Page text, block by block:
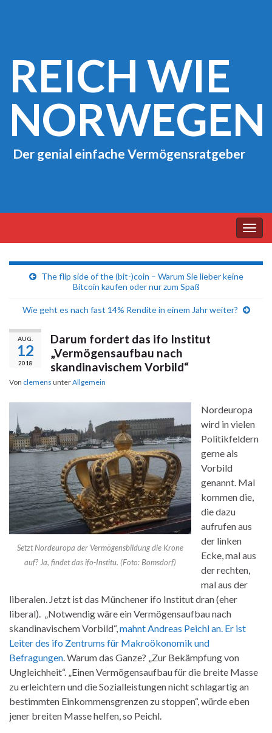
REICH WIE
NORWEGEN
Der genial einfache Vermögensratgeber
The flip side of the (bit-)coin – Warum Sie lieber keine
Bitcoin kaufen oder nur zum Spaß
Wie geht es nach fast 14% Rendite in einem Jahr weiter?
AUG.
12
2018
Darum fordert das ifo Institut
„Vermögensaufbau nach
skandinavischem Vorbild“
Von clemens unterAllgemein
Setzt Nordeuropa der Vermögensbildung die Krone
auf? Ja, findet das ifo-Institu. (Foto: Bomsdorf)
Nordeuropa
wird in vielen
Politikfeldern
gerne als
Vorbild
genannt. Mal
kommen die,
die dazu
aufrufen aus
der linken
Ecke, mal aus
der rechten,
mal aus der
liberalen. Jetzt ist das Münchener ifo Institut dran (eher
liberal). „Notwendig wäre ein Vermögensaufbau nach
skandinavischem Vorbild“,mahnt Andreas Peichl an. Er ist
Leiter des ifo Zentrums für Makroökonomik und
Befragungen. Warum das Ganze? „Zur Bekämpfung von
Ungleichheit“. „Einen Vermögensaufbau für die breite Masse
zu erleichtern und die Sozialleistungen nicht schlagartig an
bestimmten Einkommensgrenzen zu stoppen“, würde eben
jener breiten Masse helfen, so Peichl.